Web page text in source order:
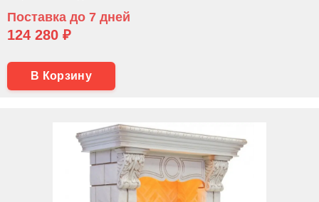
Поставка до 7 дней
124 280 ₽
В Корзину